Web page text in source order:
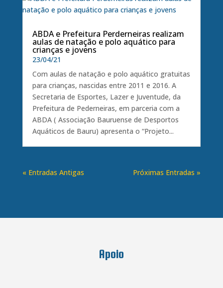
ABDA e Prefeitura Perderneiras realizam
aulas de natação e polo aquático para
crianças e jovens
23/04/21
Com aulas de natação e polo aquático gratuitas
para crianças, nascidas entre 2011 e 2016. A
Secretaria de Esportes, Lazer e Juventude, da
Prefeitura de Pederneiras, em parceria com a
ABDA ( Associação Bauruense de Desportos
Aquáticos de Bauru) apresenta o “Projeto...
« Entradas Antigas Próximas Entradas »
Apoio